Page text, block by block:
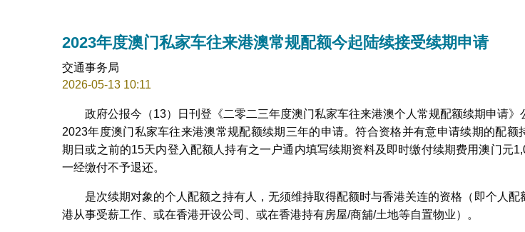
2023年度澳门私家车往来港澳常规配额今起陆续接受续期申请
交通事务局
2026-05-13 10:11
政府公报今（13）日刊登《二零二三年度澳门私家车往来港澳个人常规配额续期申请》
2023年度澳门私家车往来港澳常规配额续期三年的申请。符合资格并有意申请续期的配额
期日或之前的15天内登入配额人持有之一户通内填写续期资料及即时缴付续期费用澳门元
一经缴付不予退还。
是次续期对象的个人配额之持有人，无须维持取得配额时与香港关连的资格（即个人配
港从事受薪工作、或在香港开设公司、或在香港持有房屋/商舖/土地等自置物业）。